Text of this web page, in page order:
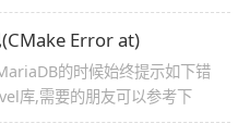
以参考下
Error at)
的时候始终提示如下错
库,需要的朋友可以参考下